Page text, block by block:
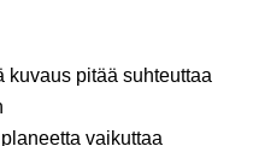
kuvaus pitää suhteuttaa
vaikuttaa